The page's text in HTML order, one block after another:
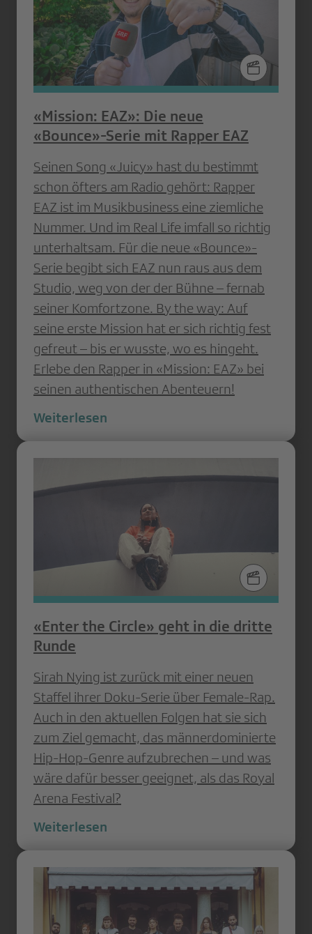
«Mission: EAZ»: Die neue
«Bounce»-Serie mit Rapper EAZ
Seinen Song «Juicy» hast du bestimmt
schon öfters am Radio gehört: Rapper
EAZ ist im Musikbusiness eine ziemliche
Nummer. Und im Real Life imfall so richtig
unterhaltsam. Für die neue «Bounce»-
Serie begibt sich EAZ nun raus aus dem
Studio, weg von der der Bühne – fernab
seiner Komfortzone. By the way: Auf
seine erste Mission hat er sich richtig fest
gefreut – bis er wusste, wo es hingeht.
Erlebe den Rapper in «Mission: EAZ» bei
seinen authentischen Abenteuern!
Weiterlesen
«Enter the Circle» geht in die dritte
Runde
Sirah Nying ist zurück mit einer neuen
Staffel ihrer Doku-Serie über Female-Rap.
Auch in den aktuellen Folgen hat sie sich
zum Ziel gemacht, das männerdominierte
Hip-Hop-Genre aufzubrechen – und was
wäre dafür besser geeignet, als das Royal
Arena Festival?
Weiterlesen